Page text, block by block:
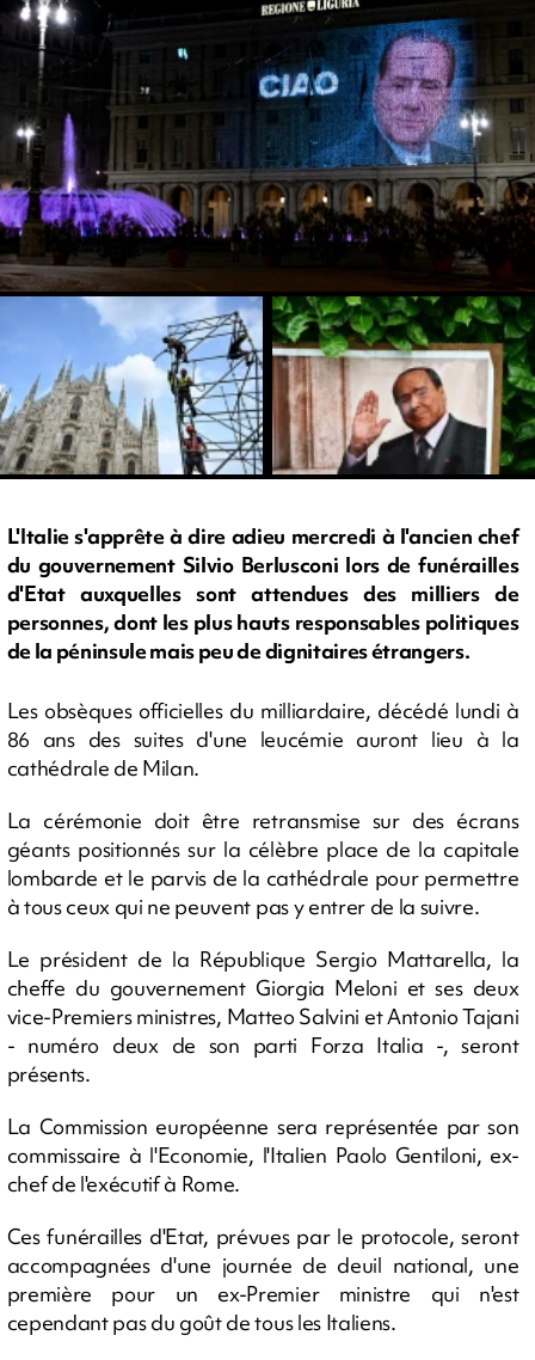
L'Italie s'apprête à dire adieu mercredi à l'ancien chef
du gouvernement Silvio Berlusconi lors de funérailles
d'Etat auxquelles sont attendues des milliers de
personnes, dont les plus hauts responsables politiques
de la péninsule mais peu de dignitaires étrangers.
Les obsèques officielles du milliardaire, décédé lundi à
86 ans des suites d'une leucémie auront lieu à la
cathédrale de Milan.
La cérémonie doit être retransmise sur des écrans
géants positionnés sur la célèbre place de la capitale
lombarde et le parvis de la cathédrale pour permettre
à tous ceux qui ne peuvent pas y entrer de la suivre.
Le président de la République Sergio Mattarella, la
cheffe du gouvernement Giorgia Meloni et ses deux
vice-Premiers ministres, Matteo Salvini et Antonio Tajani
- numéro deux de son parti Forza Italia -, seront
présents.
La Commission européenne sera représentée par son
commissaire à l'Economie, l'Italien Paolo Gentiloni, ex-
chef de l'exécutif à Rome.
Ces funérailles d'Etat, prévues par le protocole, seront
accompagnées d'une journée de deuil national, une
première pour un ex-Premier ministre qui n'est
cependant pas du goût de tous les Italiens.